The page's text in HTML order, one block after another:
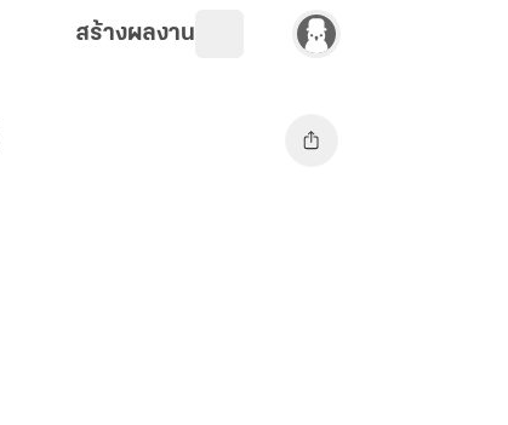
สร้างผลงาน